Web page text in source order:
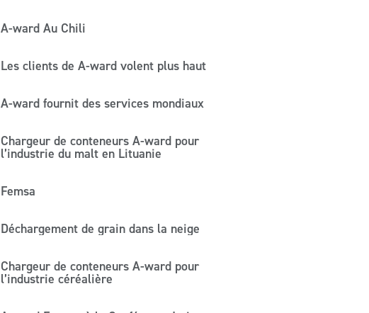
A-ward Au Chili
Les clients de A-ward volent plus haut
A-ward fournit des services mondiaux
Chargeur de conteneurs A-ward pour
l’industrie du malt en Lituanie
Femsa
Déchargement de grain dans la neige
Chargeur de conteneurs A-ward pour
l’industrie céréalière